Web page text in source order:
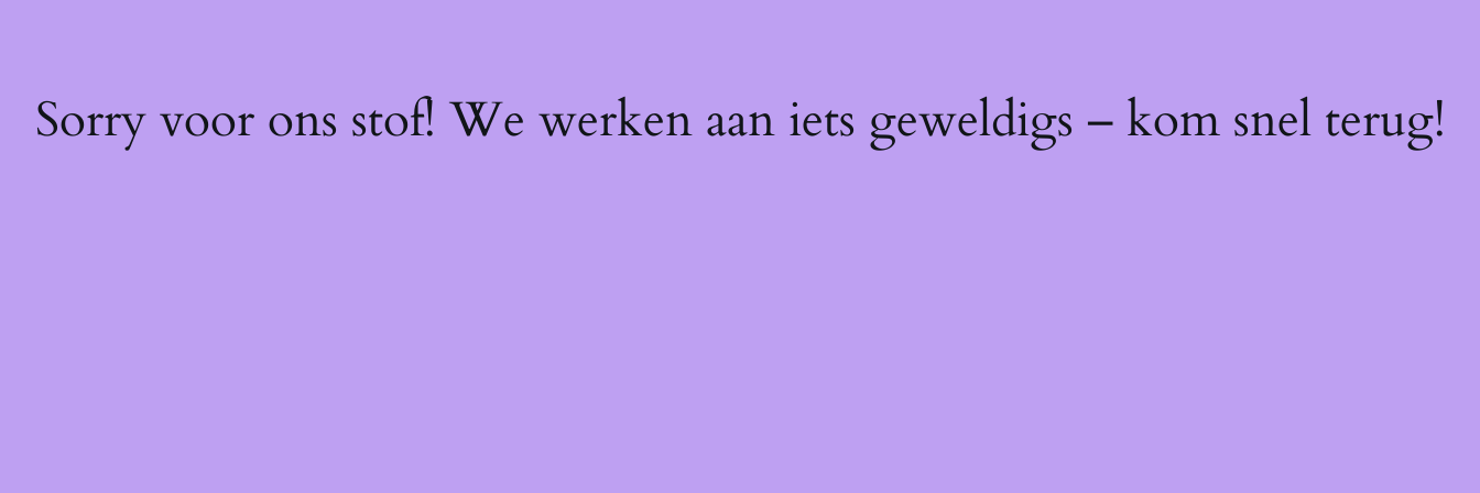
Sorry voor ons stof! We werken aan iets geweldigs – kom snel terug!